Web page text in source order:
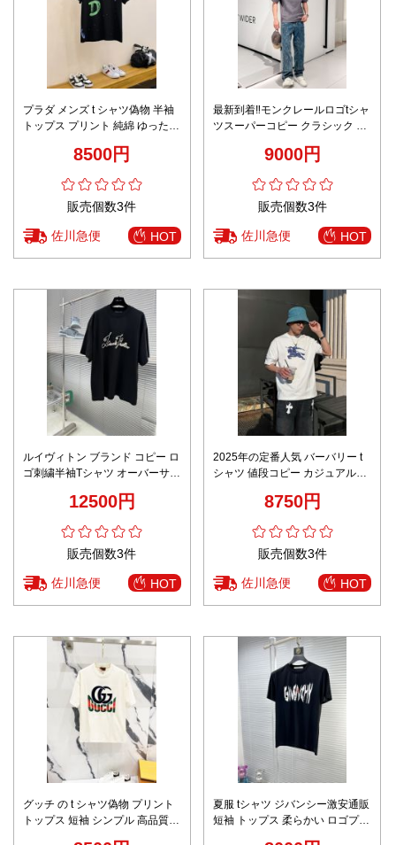
プラダ メンズ t シャツ偽物 半袖
トップス プリント 純綿 ゆったり
8500円
販売個数3件
佐川急便 HOT
最新到着‼モンクレールロゴtシャ
ツスーパーコピー クラシック 純
9000円
販売個数3件
佐川急便 HOT
ルイヴィトン ブランド コピー ロ
ゴ刺繍半袖Tシャツ オーバーサイ
12500円
販売個数3件
佐川急便 HOT
2025年の定番人気 バーバリー t
シャツ 値段コピー カジュアル
プリント ホワイト
8750円
販売個数3件
佐川急便 HOT
グッチ の t シャツ偽物 プリント
トップス 短袖 シンプル 高品質
夏服 tシャツ ジバンシー激安通販
短袖 トップス 柔らかい ロゴプリ